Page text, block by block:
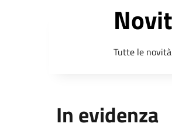
Tutte le
In evidenza